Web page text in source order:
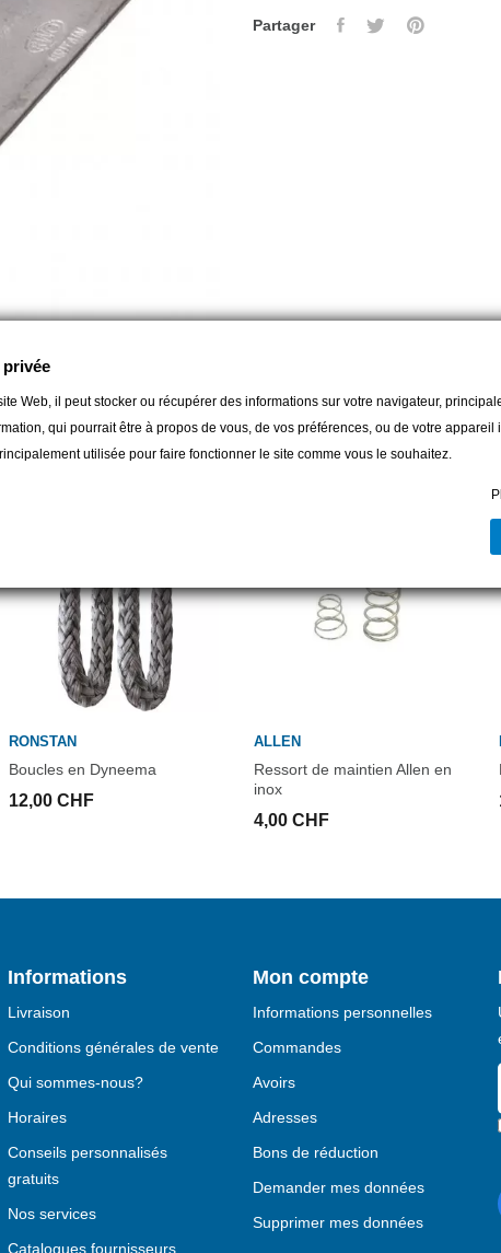
Partager
:
RONSTAN
Boucles en Dyneema
12,00 CHF
ALLEN
Ressort de maintien Allen en
inox
4,00 CHF
Informations
Livraison
Conditions générales de vente
Qui sommes-nous?
Horaires
Conseils personnalisés
gratuits
Nos services
Catalogues fournisseurs
Mon compte
Informations personnelles
Commandes
Avoirs
Adresses
Bons de réduction
Demander mes données
Supprimer mes données
Web, il peut stocker ou récupérer des informations sur votre navigateur,
qui pourrait être à propos de vous, de vos préférences, ou de votre appareil
utilisée pour faire fonctionner le site comme vous le souhaitez.